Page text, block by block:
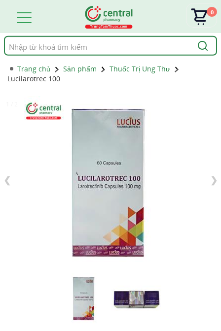
Tìm
kiếm
0
Trang chủ Sản phẩm
Thuốc Trị Ung Thư
Lucilarotrec 100
❮ ❯